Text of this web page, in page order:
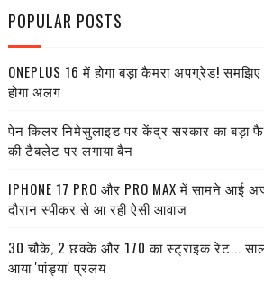
POPULAR POSTS
ONEPLUS 16 में होगा बड़ा कैमरा अपग्रेड!
होगा अलग
पेन किलर निमेसुलाइड पर केंद्र सरकार का बड़ा
की टैबलेट पर लगाया बैन
IPHONE 17 PRO और PRO MAX में सामने आई
दौरान स्पीकर से आ रही ऐसी आवाज
30 चौके, 2 छक्के और 170 का स्ट्राइक रेट...
आया 'पांड्या' प्रलय